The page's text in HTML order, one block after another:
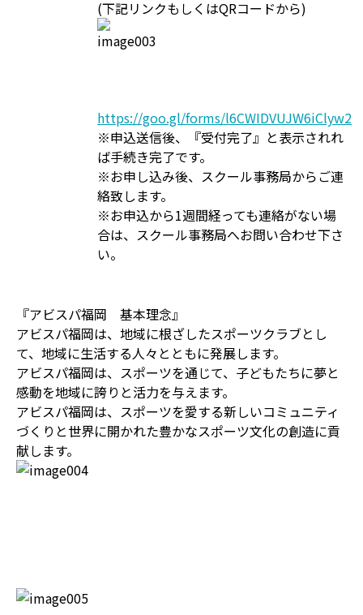
(下記リンクもしくはQRコードから)
https://goo.gl/forms/l6CWIDVUJW6iClyw2
※申込送信後、『受付完了』と表示されれ
ば手続き完了です。
※お申し込み後、スクール事務局からご連
絡致します。
※お申込から1週間経っても連絡がない場
合は、スクール事務局へお問い合わせ下さ
い。
『アビスパ福岡 基本理念』
アビスパ福岡は、地域に根ざしたスポーツクラブとし
て、地域に生活する人々とともに発展します。
アビスパ福岡は、スポーツを通じて、子どもたちに夢と
感動を地域に誇りと活力を与えます。
アビスパ福岡は、スポーツを愛する新しいコミュニティ
づくりと世界に開かれた豊かなスポーツ文化の創造に貢
献します。